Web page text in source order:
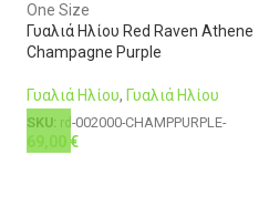
One Size
Γυαλιά Ηλίου Red Raven Athene
Champagne Purple
Γυαλιά Ηλίου, Γυαλιά Ηλίου
SKU: rd-002000-CHAMPPURPLE-
69,00 €